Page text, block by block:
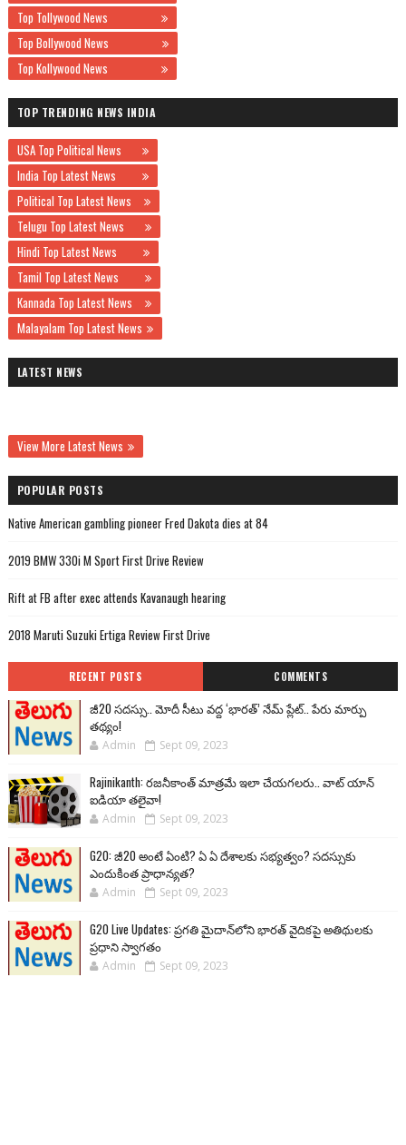
Top Tollywood News
Top Bollywood News
Top Kollywood News
TOP TRENDING NEWS INDIA
USA Top Political News
India Top Latest News
Political Top Latest News
Telugu Top Latest News
Hindi Top Latest News
Tamil Top Latest News
Kannada Top Latest News
Malayalam Top Latest News
LATEST NEWS
View More Latest News
POPULAR POSTS
Native American gambling pioneer Fred Dakota dies at 84
2019 BMW 330i M Sport First Drive Review
Rift at FB after exec attends Kavanaugh hearing
2018 Maruti Suzuki Ertiga Review First Drive
RECENT POSTS COMMENTS
జీ20 సదస్సు.. మోదీ సీటు వద్ద ‘భారత్’ నేమ్ ప్లేట్‌.. పేరు మార్పు
తథ్యం!
Admin Sept 09, 2023
Rajinikanth: రజనీకాంత్ మాత్రమే ఇలా చేయగలరు.. వాట్ యాన్
ఐడియా తలైవా!
Admin Sept 09, 2023
G20: జీ20 అంటే ఏంటి? ఏ ఏ దేశాలకు సభ్యత్వం? సదస్సుకు
ఎందుకింత ప్రాధాన్యత?
Admin Sept 09, 2023
G20 Live Updates: ప్రగతి మైదాన్‌లోని భారత్ వైదికపై అతిథులకు
ప్రధాని స్వాగతం
Admin Sept 09, 2023